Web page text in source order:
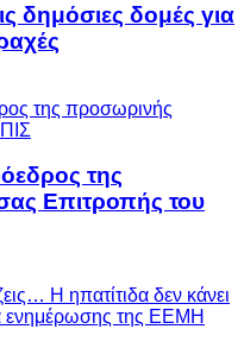
δημόσιες δομές για
της
Επιτροπής του